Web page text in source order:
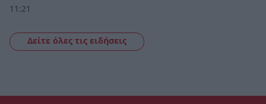
11:21
Δείτε όλες τις ειδήσεις